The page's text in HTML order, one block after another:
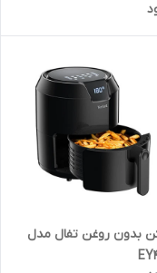
بدون روغن تفال مدل